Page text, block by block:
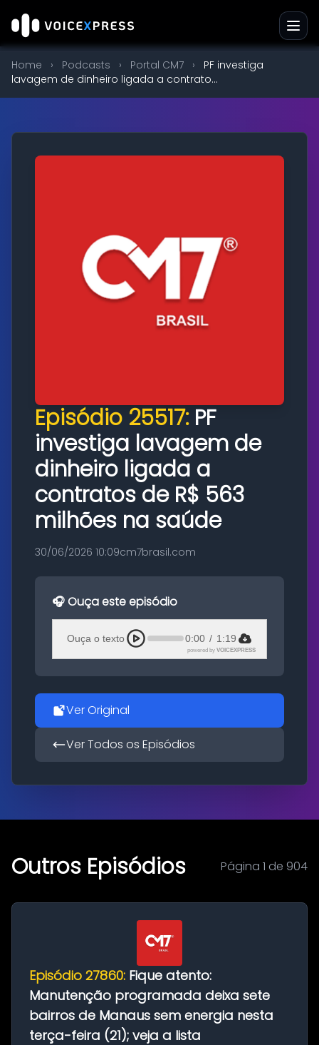
Home › Podcasts › Portal CM7 ›
PF investiga
lavagem de dinheiro ligada a contrato...
Episódio 25517: PF
investiga lavagem de
dinheiro ligada a
contratos de R$ 563
milhões na saúde
30/06/2026 10:09cm7brasil.com
🎧 Ouça este episódio
Ouça o texto 0:00 / 1:19
powered by VOICEXPRESS
Ver Original
Ver Todos os Episódios
Outros Episódios Página 1 de 904
Episódio 27860: Fique atento:
Manutenção programada deixa sete
bairros de Manaus sem energia nesta
terça-feira (21); veja a lista